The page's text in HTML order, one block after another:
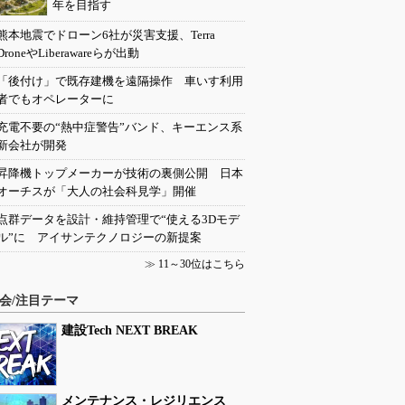
年を目指す
本地震でドローン6社が災害支援、Terra
やLiberawareらが出動
後付け」で既存建機を遠隔操作 車いす利用
でもオペレーターに
電不要の“熱中症警告”バンド、キーエンス系
会社が開発
降機トップメーカーが技術の裏側公開 日本
ーチスが「大人の社会科見学」開催
群データを設計・維持管理で“使える3Dモデ
”に アイサンテクノロジーの新提案
≫ 11～30位はこちら
/注目テーマ
建設Tech NEXT BREAK
メンテナンス・レジリエンス